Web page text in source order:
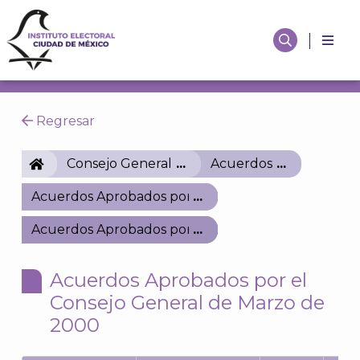
Regresar
IECMConsejo General Acuerdos
Acuerdos Aprobados por el Consejo General de
Acuerdos Aprobados por el Consejo General de
Acuerdos Aprobados por el
Consejo General de Marzo de
2000